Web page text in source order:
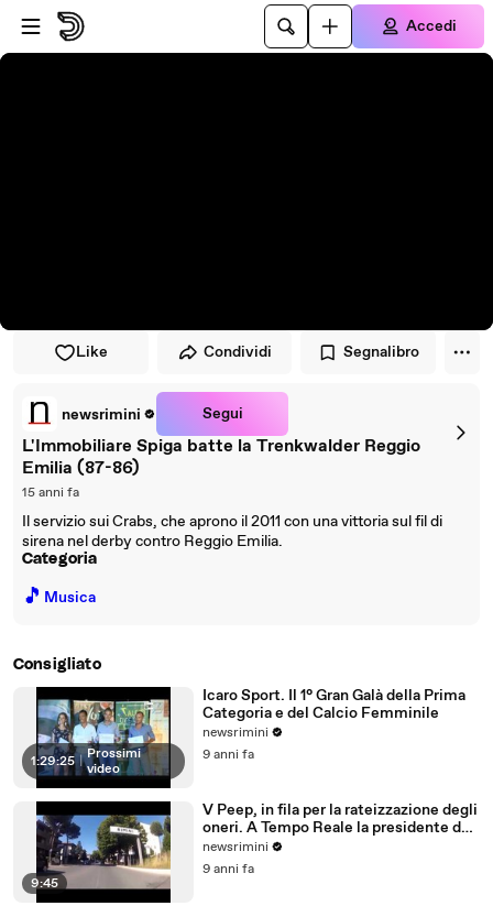
Vai al lettore
Passa al contenuto principale
Accedi
Like Condividi Segnalibro
newsrimini Segui
L'Immobiliare Spiga batte la Trenkwalder Reggio
Emilia (87-86)
15 anni fa
Il servizio sui Crabs, che aprono il 2011 con una vittoria sul fil di
sirena nel derby contro Reggio Emilia.
Categoria
🎵 Musica
Consigliato
1:29:25 | Prossimi
video
Icaro Sport. Il 1° Gran Galà della Prima
Categoria e del Calcio Femminile
newsrimini
9 anni fa
9:45
V Peep, in fila per la rateizzazione degli
oneri. A Tempo Reale la presidente del
Comitato
newsrimini
9 anni fa